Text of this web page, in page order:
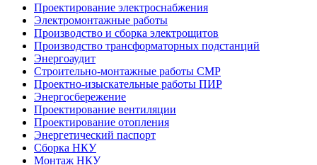
Проектирование электроснабжения
Электромонтажные работы
Производство и сборка электрощитов
Производство трансформаторных подстанций
Энергоаудит
Строительно-монтажные работы СМР
Проектно-изыскательные работы ПИР
Энергосбережение
Проектирование вентиляции
Проектирование отопления
Энергетический паспорт
Сборка НКУ
Монтаж НКУ